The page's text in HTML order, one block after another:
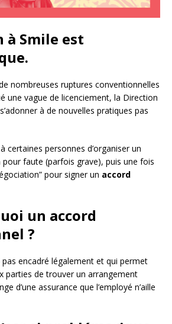
à Smile est
nombreuses ruptures conventionnelles
une vague de licenciement, la Direction
à de nouvelles pratiques pas
certaines personnes d’organiser un
pour faute (parfois grave), puis une fois
pour signer un accord
un accord
?
pas encadré légalement et qui permet
parties de trouver un arrangement
d’une assurance que l’employé n’aille